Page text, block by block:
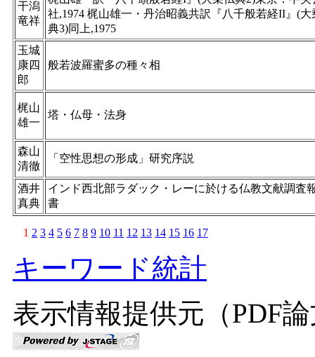
干潟
竜祥
社,1974 梶山雄一・丹治昭義共訳『八千般若経II』(大
典3)同上,1975
玉城
康四
郎
般若波羅蜜多の種々相
梶山
雄一
塔・仏母・法身
森山
清徹
「空性思想の形成」研究序説
酒井
真典
インド西北部ラダック・レーに於ける仏教文献調査
書
1 2 3 4 5 6 7 8 9 10 11 12 13 14 15 16 17
キーワード統計
表示情報提供元（PDF